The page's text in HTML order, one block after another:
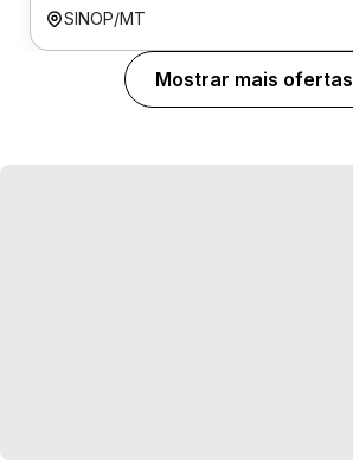
SINOP/MT
Mostrar mais ofertas